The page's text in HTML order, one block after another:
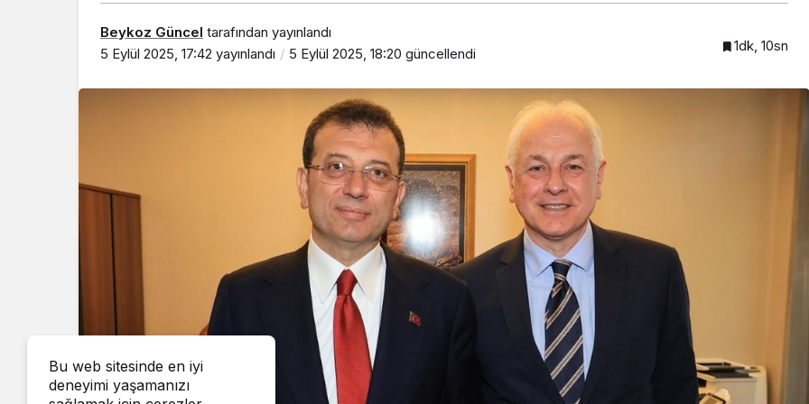
Beykoz Güncel tarafından yayınlandı
5 Eylül 2025, 17:42 yayınlandı 5 Eylül 2025, 18:20 güncellendi 1dk, 10sn
Bu web sitesinde en iyi
deneyimi yaşamanızı